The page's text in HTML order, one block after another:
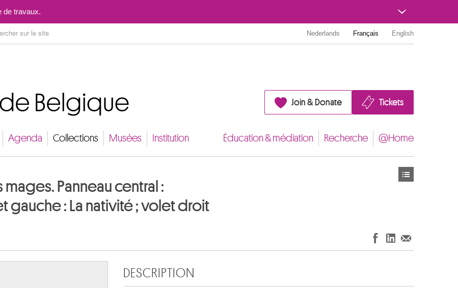
de travaux.
Nederlands Français English
Join & Donate Tickets
Agenda Collections Musées Institution Éducation & médiation Recherche @Home
Panneau central :
gauche : La nativité ; volet droit
DESCRIPTION